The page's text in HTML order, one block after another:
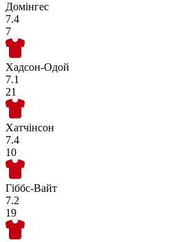
Домінгес
7.4
7
Хадсон-Одой
7.1
21
Хатчінсон
7.4
10
Гіббс-Вайт
7.2
19